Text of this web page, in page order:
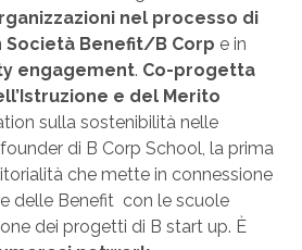
nel processo di
Benefit/B Corp e in
engagement. Co-progetta
e del Merito
sulla sostenibilità nelle
di B Corp School, la prima
che mette in connessione
delle Benefit con le scuole
dei progetti di B start up. È